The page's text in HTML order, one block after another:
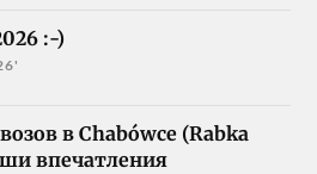
:-)
в Chabówce (Rabka
впечатления